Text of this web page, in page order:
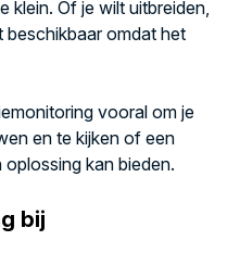
klein. Of je wilt uitbreiden,
beschikbaar omdat het
vooral om je
en te kijken of een
kan bieden.
bij